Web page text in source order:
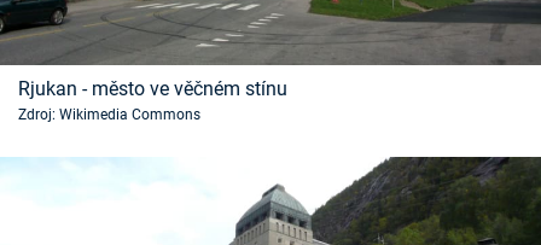
Rjukan - město ve věčném stínu
Zdroj: Wikimedia Commons